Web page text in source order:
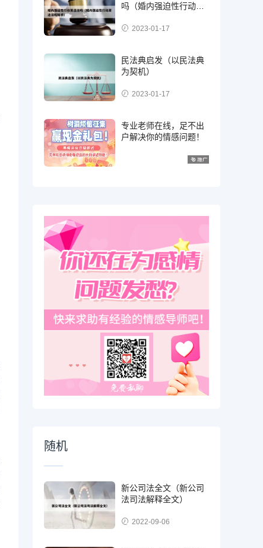
吗（婚内强迫性行动算
2023-01-17
民法典启发（以民法典
为契机）
2023-01-17
专业老师在线，足不出
户解决你的情感问题！
随机
新公司法全文（新公司
法司法解释全文）
2022-09-06